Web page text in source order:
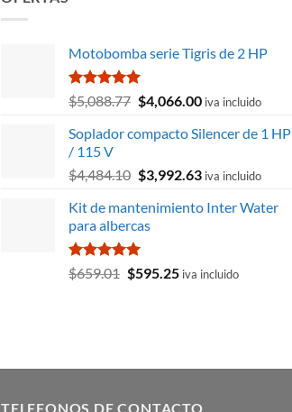
Motobomba serie Tigris de 2 HP
Valorado
con
de 5
$5,088.77 El
original
$5,088.77.
$4,066.00El
actual
$4,066.00.
iva incluido
Soplador compacto Silencer de 1 HP
/ 115 V
$4,484.10 El
original
era:
$4,484.10.
$3,992.63El
actual
iva incluido
Kit de mantenimiento Inter Water
para albercas
Valorado
con
$659.01 El
$595.25Eliva incluido
TELEFONOS DE CONTACTO